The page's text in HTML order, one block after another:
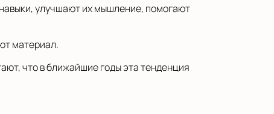
улучшают их мышление, помогают
материал.
что в ближайшие годы эта тенденция